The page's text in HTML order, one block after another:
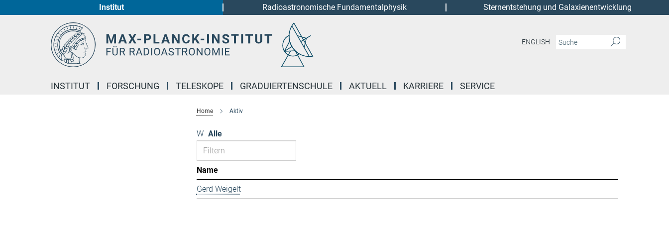
Institut Radioastronomische Fundamentalphysik Sternentstehung und Galaxienentwicklung
ENGLISH
INSTITUT FORSCHUNG TELESKOPE GRADUIERTENSCHULE AKTUELL KARRIERE SERVICE
Home Aktiv
W Alle
Name
Gerd Weigelt